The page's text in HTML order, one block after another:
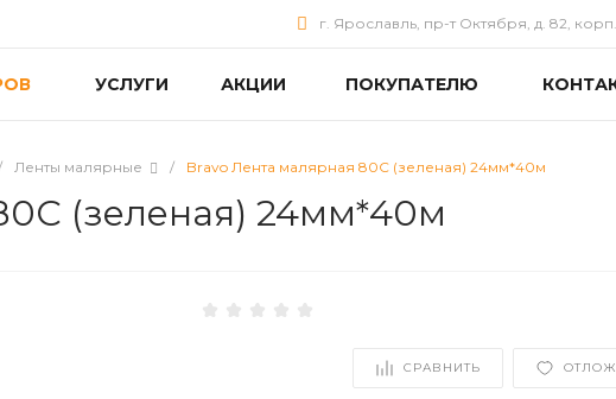
г. Ярославль, пр-т Октября, д. 82,
УСЛУГИ АКЦИИ ПОКУПАТЕЛЮ
Ленты малярные / Bravo Лента малярная 80С (зеленая) 24мм*40м
(зеленая) 24мм*40м
СРАВНИТЬ